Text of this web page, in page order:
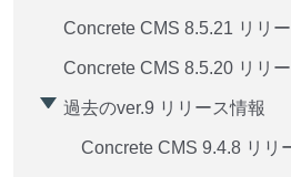
Concrete CMS 8.5.21 リリ
Concrete CMS 8.5.20 リリ
過去のver.9 リリース情報
Concrete CMS 9.4.8 リリ